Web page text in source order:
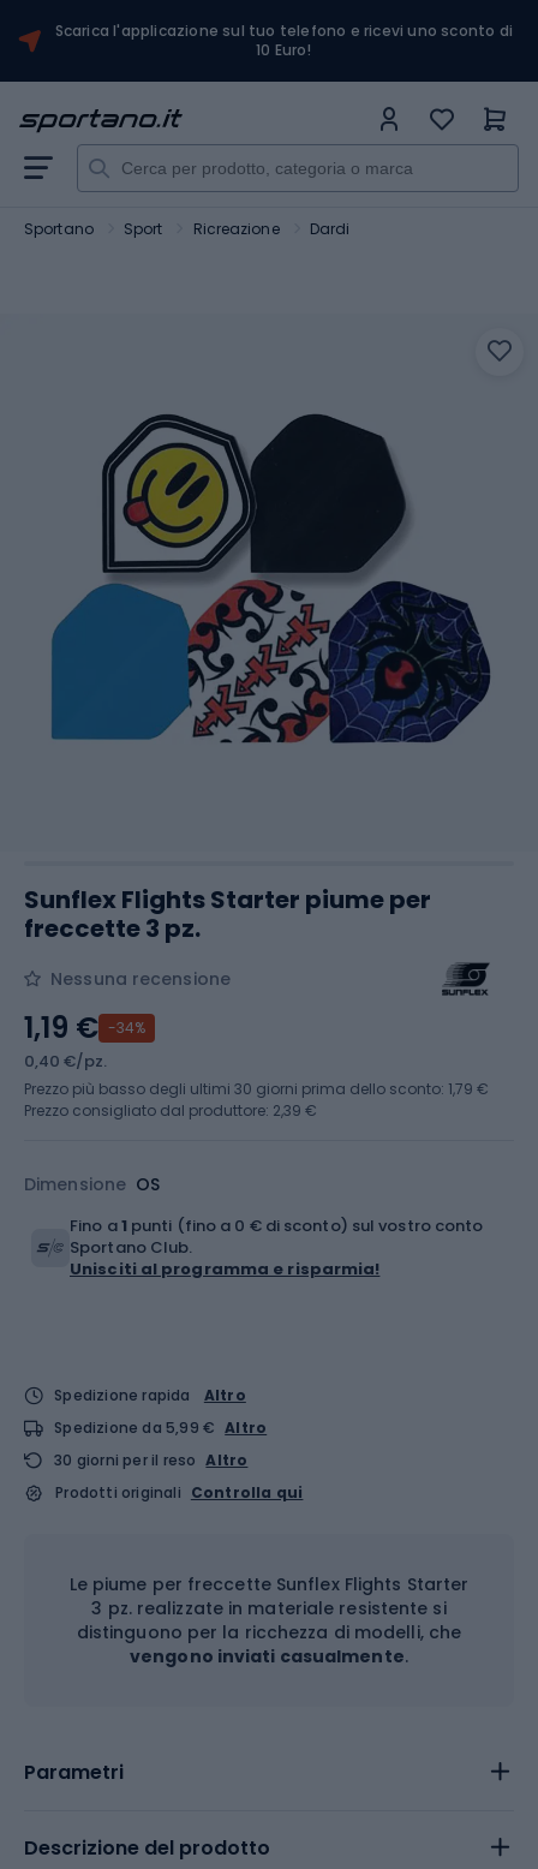
Scarica l'applicazione sul tuo telefono e ricevi uno sconto di
10 Euro!
Sportano Sport Ricreazione Dardi
Sunflex Flights Starter piume per
freccette 3 pz.
Nessuna recensione
Dimensione OS
1,19 € -34%
0,40 €/pz.
Prezzo più basso degli ultimi 30 giorni prima dello sconto: 1,79 €
Prezzo consigliato dal produttore: 2,39 €
Fino a1 punti (fino a 0 € di sconto) sul vostro conto
Sportano Club.
Unisciti al programma e risparmia!
Spedizione rapida
Altro
Spedizione da 5,99 € Altro
30 giorni per il reso Altro
Prodotti originali Controlla qui
Le piume per freccette Sunflex Flights Starter
3 pz. realizzate in materiale resistente si
distinguono per la ricchezza di modelli, che
vengono inviati casualmente.
Parametri
Descrizione del prodotto